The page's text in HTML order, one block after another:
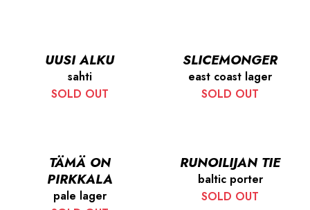
UUSI ALKU
sahti
SOLD OUT
SLICEMONGER
east coast lager
SOLD OUT
TÄMÄ ON
PIRKKALA
pale lager
RUNOILIJAN TIE
baltic porter
SOLD OUT